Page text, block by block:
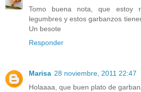
Tomo buena nota, que estoy
legumbres y estos garbanzos
Un besote
Responder
Marisa 28 noviembre, 2011 22:47
Holaaaa, que buen plato de